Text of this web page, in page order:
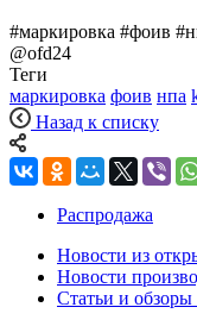
#маркировка #фоив
@ofd24
Теги
маркировка фоив нпа
Назад к списку
Распродажа
Новости из
Новости
Статьи и обзоры